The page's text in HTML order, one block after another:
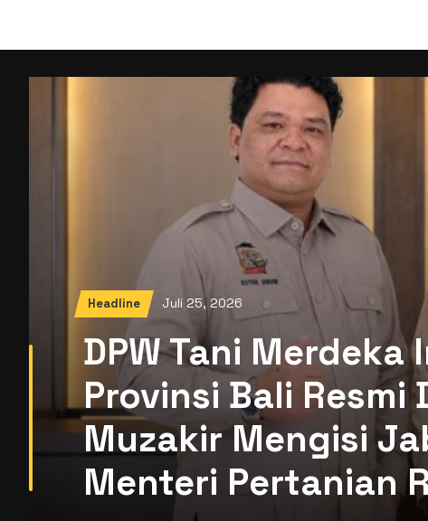
Headline Juli 25, 2026
DPW Tani Merdeka
Provinsi Bali Resmi
Muzakir Mengisi
Menteri Pertanian